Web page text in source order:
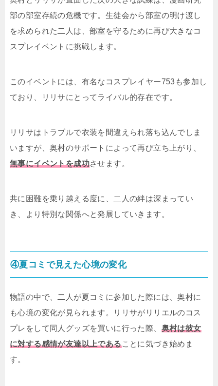
部の部室存続の危機です。生徒会から部室の明け渡し
を求められた二人は、部室を守るために再び大きなコ
スプレイベントに挑戦します。
このイベントには、有名なコスプレイヤー753も参加し
ており、リリサにとってライバル的存在です。
リリサはトラブルで衣装を間違えられ落ち込んでしま
いますが、奥村のサポートによって再び立ち上がり、
無事にイベントを成功させます。
共に困難を乗り越える度に、二人の絆は深まってい
き、より特別な関係へと発展していきます。
④夏コミで見えた心境の変化
物語の中で、二人が夏コミに参加した際には、奥村に
も心境の変化が見られます。リリサがリリエルのコス
プレをして同人グッズを買いに行った際、 奥村は彼女
に対する感情が友達以上であることに気づき始めま
す。